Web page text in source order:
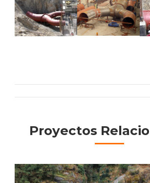
Navigation
commentaire
Proyectos